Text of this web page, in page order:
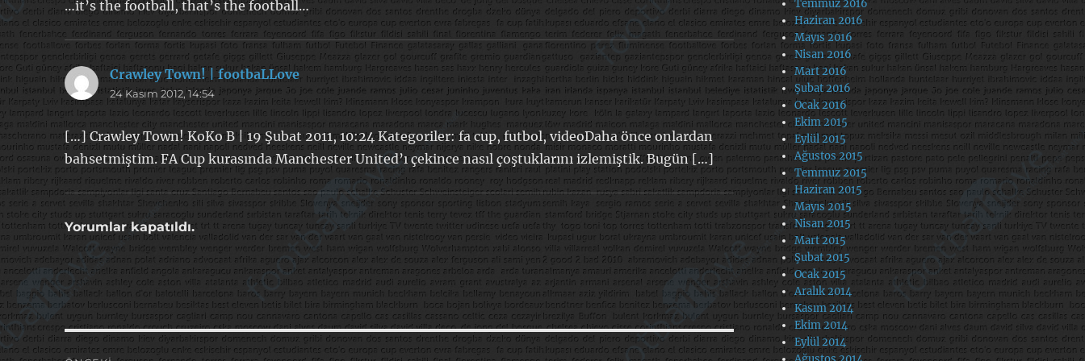
…it’s the football, that’s the football…
Crawley Town! | footbaLLove dedi
ki:
24 Kasım 2012, 14:54
[…] Crawley Town! KoKo B | 19 Şubat 2011, 10:24 Kategoriler: fa cup, futbol, videoDaha önce onlardan
bahsetmiştim. FA Cup kurasında Manchester United’ı çekince nasıl çoştuklarını izlemiştik. Bugün […]
Yorumlar kapatıldı.
Yazı
Temmuz 2016
Haziran 2016
Mayıs 2016
Nisan 2016
Mart 2016
Şubat 2016
Ocak 2016
Ekim 2015
Eylül 2015
Ağustos 2015
Temmuz 2015
Haziran 2015
Mayıs 2015
Nisan 2015
Mart 2015
Şubat 2015
Ocak 2015
Aralık 2014
Kasım 2014
Ekim 2014
Eylül 2014